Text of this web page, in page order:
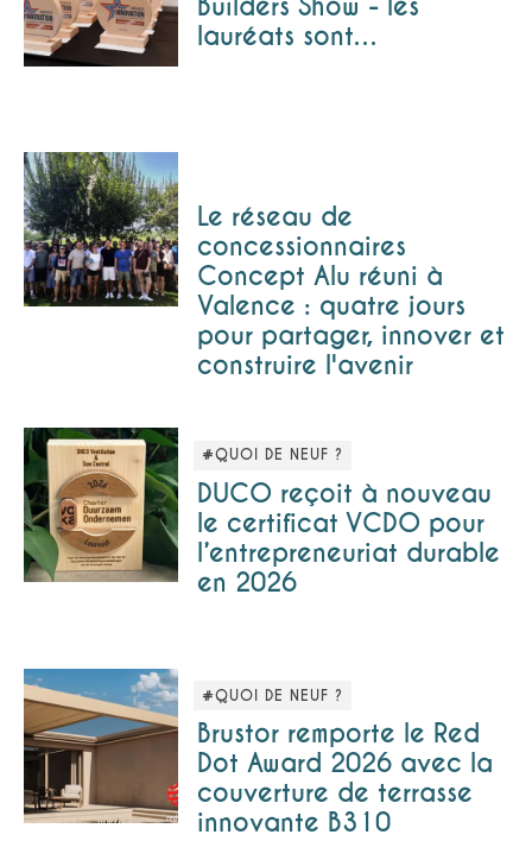
Builders Show - les
lauréats sont…
Le réseau de
concessionnaires
Concept Alu réuni à
Valence : quatre jours
pour partager, innover et
construire l'avenir
#QUOI DE NEUF ?
DUCO reçoit à nouveau
le certificat VCDO pour
l’entrepreneuriat durable
en 2026
#QUOI DE NEUF ?
Brustor remporte le Red
Dot Award 2026 avec la
couverture de terrasse
innovante B310